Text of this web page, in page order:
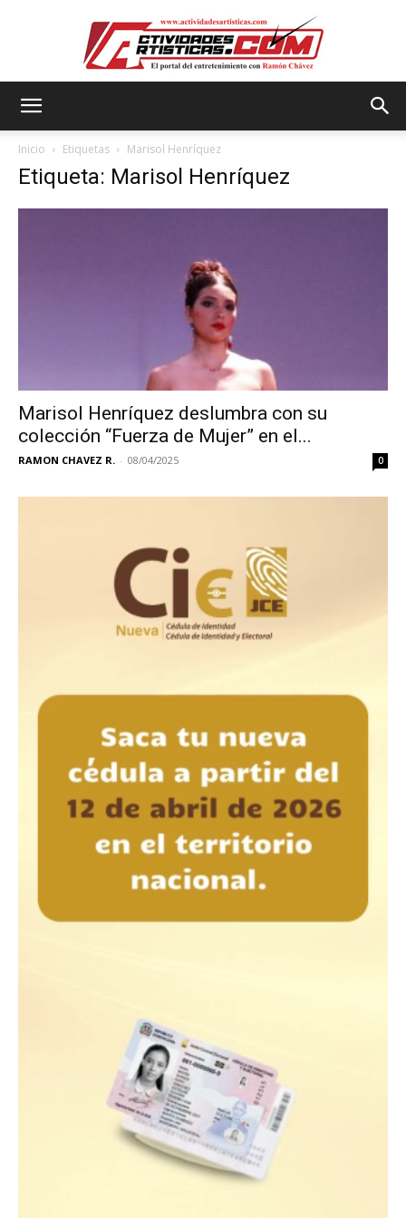
Inicio Etiquetas Marisol Henríquez
Etiqueta: Marisol Henríquez
Marisol Henríquez deslumbra con su
colección “Fuerza de Mujer” en el...
RAMON CHAVEZ R. - 08/04/2025 0